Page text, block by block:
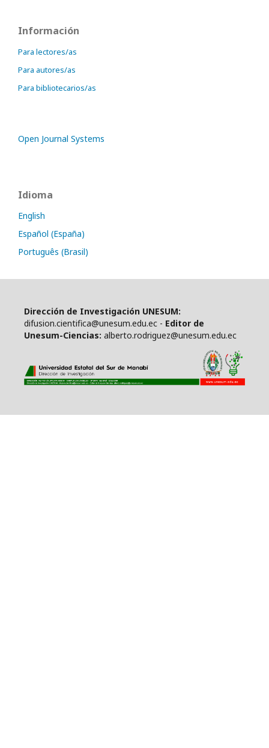
Información
Para lectores/as
Para autores/as
Para bibliotecarios/as
Open Journal Systems
Idioma
English
Español (España)
Português (Brasil)
Dirección de Investigación UNESUM:
difusion.cientifica@unesum.edu.ec - Editor de
Unesum-Ciencias: alberto.rodriguez@unesum.edu.ec